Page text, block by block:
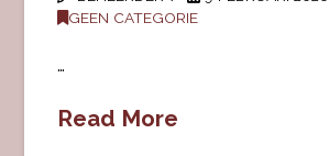
GEEN CATEGORIE
…
Read More